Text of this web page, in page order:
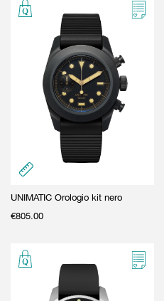
UNIMATIC Orologio kit nero
€805.00